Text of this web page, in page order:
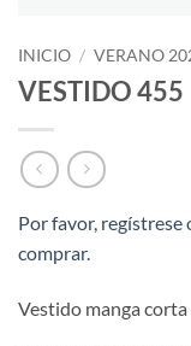
INICIO / VERANO
VESTIDO 455
Por favor, regístrese
comprar.
Vestido manga